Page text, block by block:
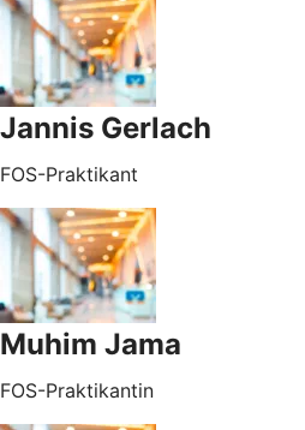
Jannis Gerlach
FOS-Praktikant
Muhim Jama
FOS-Praktikantin